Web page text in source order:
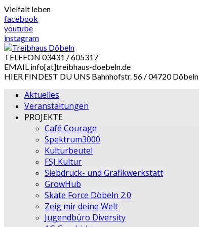
Skip
to
content
Vielfalt leben
facebook
youtube
instagram
TELEFON 03431 / 605317
EMAIL info[at]treibhaus-doebeln.de
HIER FINDEST DU UNS Bahnhofstr. 56 / 04720 Döbeln
Aktuelles
Veranstaltungen
PROJEKTE
Café Courage
Spektrum3000
Kulturbeutel
FSJ Kultur
Siebdruck- und Grafikwerkstatt
GrowHub
Skate Force Döbeln 2.0
Zeig mir deine Welt
Jugendbüro Diversity